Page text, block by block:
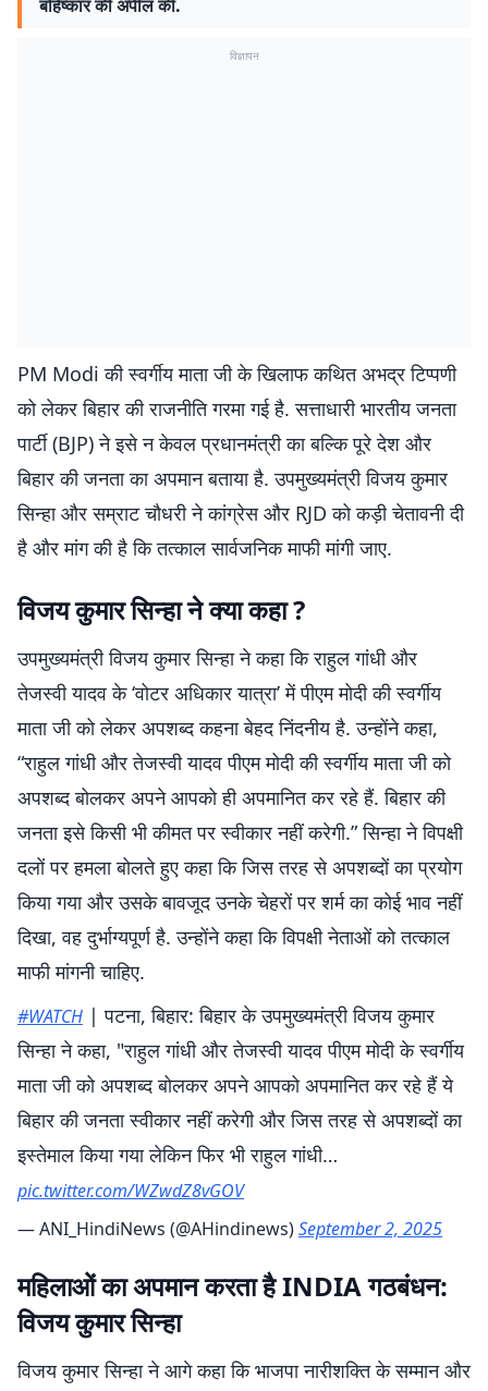
बहिष्कार की अपील की.
विज्ञापन
PM Modi की स्वर्गीय माता जी के खिलाफ कथित अभद्र टिप्पणी
को लेकर बिहार की राजनीति गरमा गई है. सत्ताधारी भारतीय जनता
पार्टी (BJP) ने इसे न केवल प्रधानमंत्री का बल्कि पूरे देश और
बिहार की जनता का अपमान बताया है. उपमुख्यमंत्री विजय कुमार
सिन्हा और सम्राट चौधरी ने कांग्रेस और RJD को कड़ी चेतावनी दी
है और मांग की है कि तत्काल सार्वजनिक माफी मांगी जाए.
विजय कुमार सिन्हा ने क्या कहा ?
उपमुख्यमंत्री विजय कुमार सिन्हा ने कहा कि राहुल गांधी और
तेजस्वी यादव के ‘वोटर अधिकार यात्रा’ में पीएम मोदी की स्वर्गीय
माता जी को लेकर अपशब्द कहना बेहद निंदनीय है. उन्होंने कहा,
“राहुल गांधी और तेजस्वी यादव पीएम मोदी की स्वर्गीय माता जी को
अपशब्द बोलकर अपने आपको ही अपमानित कर रहे हैं. बिहार की
जनता इसे किसी भी कीमत पर स्वीकार नहीं करेगी.” सिन्हा ने विपक्षी
दलों पर हमला बोलते हुए कहा कि जिस तरह से अपशब्दों का प्रयोग
किया गया और उसके बावजूद उनके चेहरों पर शर्म का कोई भाव नहीं
दिखा, वह दुर्भाग्यपूर्ण है. उन्होंने कहा कि विपक्षी नेताओं को तत्काल
माफी मांगनी चाहिए.
#WATCH | पटना, बिहार: बिहार के उपमुख्यमंत्री विजय कुमार
सिन्हा ने कहा, "राहुल गांधी और तेजस्वी यादव पीएम मोदी के स्वर्गीय
माता जी को अपशब्द बोलकर अपने आपको अपमानित कर रहे हैं ये
बिहार की जनता स्वीकार नहीं करेगी और जिस तरह से अपशब्दों का
इस्तेमाल किया गया लेकिन फिर भी राहुल गांधी…
pic.twitter.com/WZwdZ8vGOV
— ANI_HindiNews (@AHindinews)September 2, 2025
महिलाओं का अपमान करता है INDIA गठबंधन:
विजय कुमार सिन्हा
विजय कुमार सिन्हा ने आगे कहा कि भाजपा नारीशक्ति के सम्मान और